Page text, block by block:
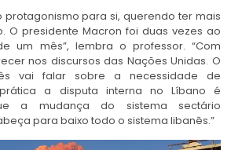
protagonismo para si, querendo ter mais
O presidente Macron foi duas vezes ao
um mês”, lembra o professor. “Com
nos discursos das Nações Unidas. O
vai falar sobre a necessidade de
a disputa interna no Líbano é
a mudança do sistema sectário
para baixo todo o sistema libanês.”